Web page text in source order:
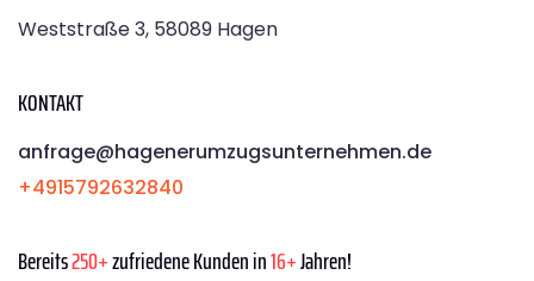
Weststraße 3, 58089 Hagen
KONTAKT
anfrage@hagenerumzugsunternehmen.de
+4915792632840
Bereits250+zufriedene Kunden in16+Jahren!